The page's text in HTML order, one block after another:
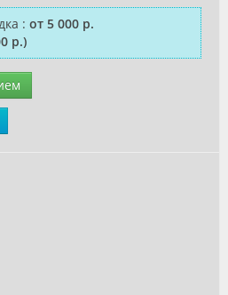
: от 5 000 р.
р.)